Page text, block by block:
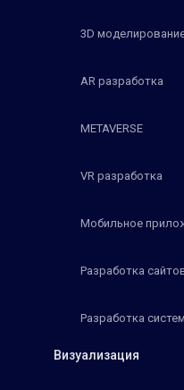
3D
AR разработка
METAVERSE
VR разработка
Мобильное
Разработка
Разработка
Визуализация